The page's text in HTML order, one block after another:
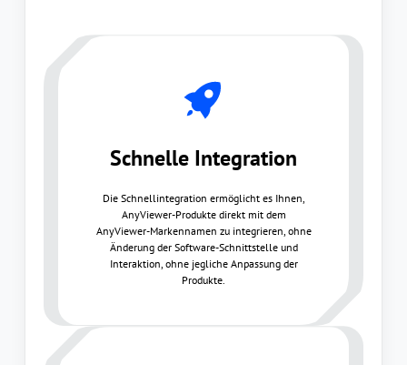
Schnelle Integration
Die Schnellintegration ermöglicht es Ihnen,
AnyViewer-Produkte direkt mit dem
AnyViewer-Markennamen zu integrieren, ohne
Änderung der Software-Schnittstelle und
Interaktion, ohne jegliche Anpassung der
Produkte.